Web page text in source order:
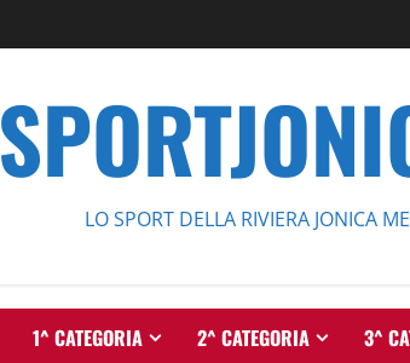
LO SPORT DELLA RIVIERA JONICA
1^ CATEGORIA 2^ CATEGORIA 3^